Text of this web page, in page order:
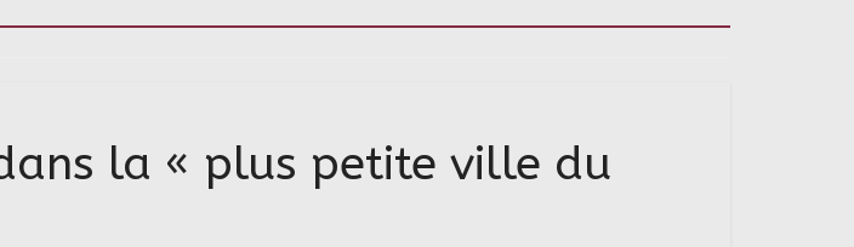
la « plus petite ville du